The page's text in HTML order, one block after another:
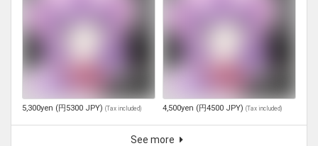
5,300yen (円5300 JPY) (Tax included) 4,500yen (円4500 JPY) (Tax included)
See more